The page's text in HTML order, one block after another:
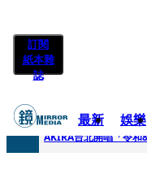
訂閱
紙本雜
誌
最新 娛樂
快訊